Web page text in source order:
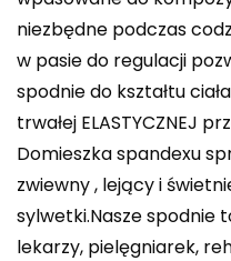
niezbędne podczas
w pasie do regulacji
spodnie do kształtu
trwałej ELASTYCZNEJ
Domieszka spandexu
zwiewny , lejący i
sylwetki.Nasze spodnie
lekarzy, pielęgniarek,